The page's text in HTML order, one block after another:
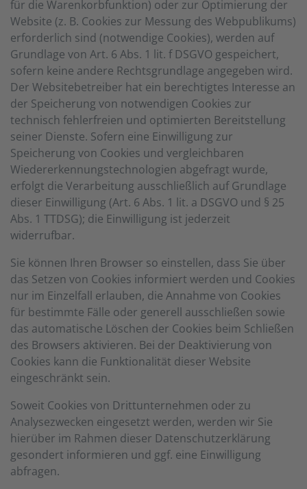
für die Warenkorbfunktion) oder zur Optimierung der
Website (z. B. Cookies zur Messung des Webpublikums)
erforderlich sind (notwendige Cookies), werden auf
Grundlage von Art. 6 Abs. 1 lit. f DSGVO gespeichert,
sofern keine andere Rechtsgrundlage angegeben wird.
Der Websitebetreiber hat ein berechtigtes Interesse an
der Speicherung von notwendigen Cookies zur
technisch fehlerfreien und optimierten Bereitstellung
seiner Dienste. Sofern eine Einwilligung zur
Speicherung von Cookies und vergleichbaren
Wiedererkennungstechnologien abgefragt wurde,
erfolgt die Verarbeitung ausschließlich auf Grundlage
dieser Einwilligung (Art. 6 Abs. 1 lit. a DSGVO und § 25
Abs. 1 TTDSG); die Einwilligung ist jederzeit
widerrufbar.
Sie können Ihren Browser so einstellen, dass Sie über
das Setzen von Cookies informiert werden und Cookies
nur im Einzelfall erlauben, die Annahme von Cookies
für bestimmte Fälle oder generell ausschließen sowie
das automatische Löschen der Cookies beim Schließen
des Browsers aktivieren. Bei der Deaktivierung von
Cookies kann die Funktionalität dieser Website
eingeschränkt sein.
Soweit Cookies von Drittunternehmen oder zu
Analysezwecken eingesetzt werden, werden wir Sie
hierüber im Rahmen dieser Datenschutzerklärung
gesondert informieren und ggf. eine Einwilligung
abfragen.